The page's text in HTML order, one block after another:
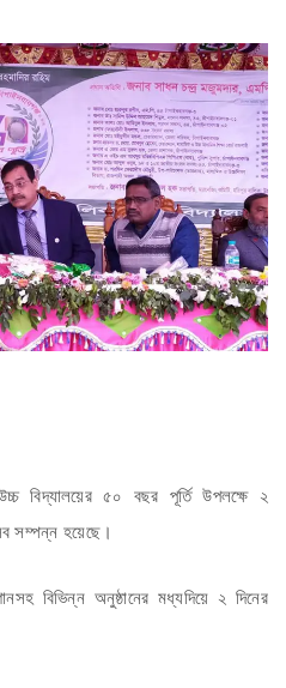
উচ্চ বিদ্যালয়ের ৫০ বছর পূর্তি উপলক্ষে ২
সম্পন্ন হয়েছে।
বিভিন্ন অনুষ্ঠানের মধ্যদিয়ে ২ দিনের